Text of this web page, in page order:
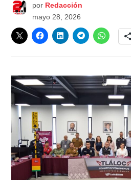
por Redacción
mayo 28, 2026